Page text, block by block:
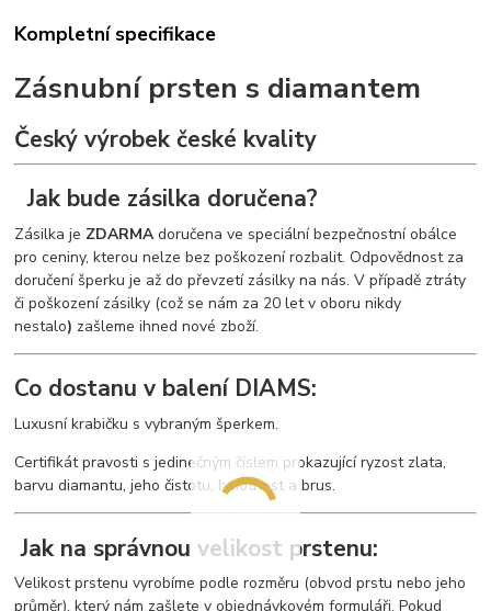
Kompletní specifikace
Zásnubní prsten s diamantem
Český výrobek české kvality
Jak bude zásilka doručena?
Zásilka je ZDARMAdoručena ve speciální bezpečnostní obálce
pro ceniny, kterou nelze bez poškození rozbalit. Odpovědnost za
doručení šperku je až do převzetí zásilky na nás. V případě ztráty
či poškození zásilky (což se nám za 20 let v oboru nikdy
nestalo) zašleme ihned nové zboží.
Co dostanu v balení DIAMS:
Luxusní krabičku s vybraným šperkem.
Certifikát pravosti s jedinečným číslem prokazující ryzost zlata,
barvu diamantu, jeho čistotu, hmotnost a brus.
Jak na správnou velikost prstenu:
Velikost prstenu vyrobíme podle rozměru (obvod prstu nebo jeho
průměr), který nám zašlete v objednávkovém formuláři. Pokud